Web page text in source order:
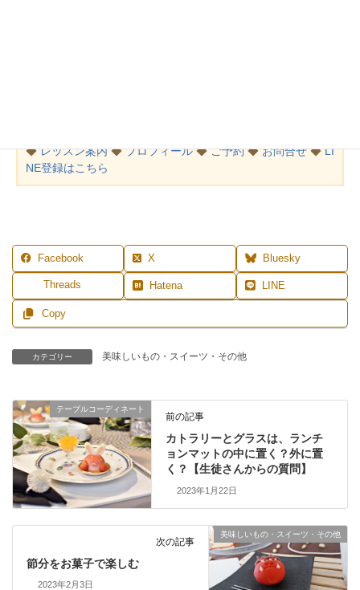
◆レッスン案内 ◆プロフィール ◆ご予約 ◆お問合せ ◆LI
NE登録はこちら
Facebook X Bluesky
Threads Hatena LINE
Copy
カテゴリー 美味しいもの・スイーツ・その他
テーブルコーディネート
前の記事
カトラリーとグラスは、ランチ
ョンマットの中に置く？外に置
く？【生徒さんからの質問】
2023年1月22日
美味しいもの・スイーツ・その他
次の記事
節分をお菓子で楽しむ
2023年2月3日